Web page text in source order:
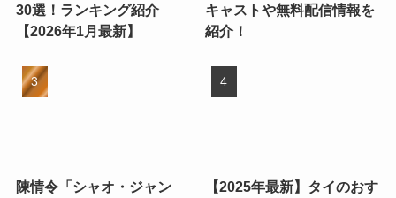
30選！ランキング紹介
【2026年1月最新】
キャストや無料配信情報を
紹介！
陳情令「シャオ・ジャン
【2025年最新】タイのおす